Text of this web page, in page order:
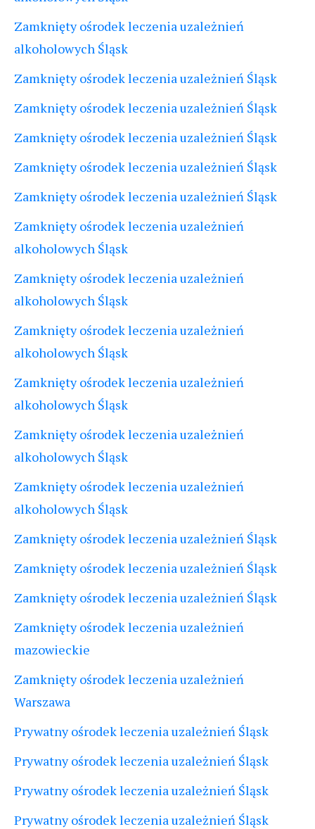
Zamknięty ośrodek leczenia uzależnień
alkoholowych Śląsk
Zamknięty ośrodek leczenia uzależnień Śląsk
Zamknięty ośrodek leczenia uzależnień Śląsk
Zamknięty ośrodek leczenia uzależnień Śląsk
Zamknięty ośrodek leczenia uzależnień Śląsk
Zamknięty ośrodek leczenia uzależnień Śląsk
Zamknięty ośrodek leczenia uzależnień
alkoholowych Śląsk
Zamknięty ośrodek leczenia uzależnień
alkoholowych Śląsk
Zamknięty ośrodek leczenia uzależnień
alkoholowych Śląsk
Zamknięty ośrodek leczenia uzależnień
alkoholowych Śląsk
Zamknięty ośrodek leczenia uzależnień
alkoholowych Śląsk
Zamknięty ośrodek leczenia uzależnień
alkoholowych Śląsk
Zamknięty ośrodek leczenia uzależnień Śląsk
Zamknięty ośrodek leczenia uzależnień Śląsk
Zamknięty ośrodek leczenia uzależnień Śląsk
Zamknięty ośrodek leczenia uzależnień
mazowieckie
Zamknięty ośrodek leczenia uzależnień
Warszawa
Prywatny ośrodek leczenia uzależnień Śląsk
Prywatny ośrodek leczenia uzależnień Śląsk
Prywatny ośrodek leczenia uzależnień Śląsk
Prywatny ośrodek leczenia uzależnień Śląsk